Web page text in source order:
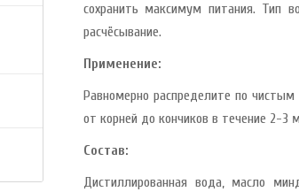
сохранить максимум питания. Тип
расчёсывание.
Применение:
Равномерно распределите по
от корней до кончиков в течение 2-3
Состав:
Дистиллированная вода, масло